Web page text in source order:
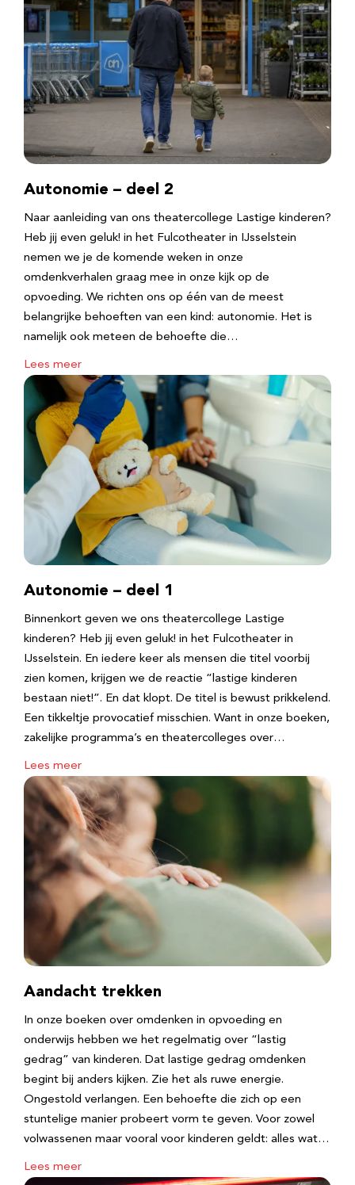
Autonomie – deel 2
Naar aanleiding van ons theatercollege Lastige kinderen?
Heb jij even geluk! in het Fulcotheater in IJsselstein
nemen we je de komende weken in onze
omdenkverhalen graag mee in onze kijk op de
opvoeding. We richten ons op één van de meest
belangrijke behoeften van een kind: autonomie. Het is
namelijk ook meteen de behoefte die…
Lees meer
Autonomie – deel 1
Binnenkort geven we ons theatercollege Lastige
kinderen? Heb jij even geluk! in het Fulcotheater in
IJsselstein. En iedere keer als mensen die titel voorbij
zien komen, krijgen we de reactie “lastige kinderen
bestaan niet!”. En dat klopt. De titel is bewust prikkelend.
Een tikkeltje provocatief misschien. Want in onze boeken,
zakelijke programma’s en theatercolleges over…
Lees meer
Aandacht trekken
In onze boeken over omdenken in opvoeding en
onderwijs hebben we het regelmatig over “lastig
gedrag” van kinderen. Dat lastige gedrag omdenken
begint bij anders kijken. Zie het als ruwe energie.
Ongestold verlangen. Een behoefte die zich op een
stuntelige manier probeert vorm te geven. Voor zowel
volwassenen maar vooral voor kinderen geldt: alles wat…
Lees meer